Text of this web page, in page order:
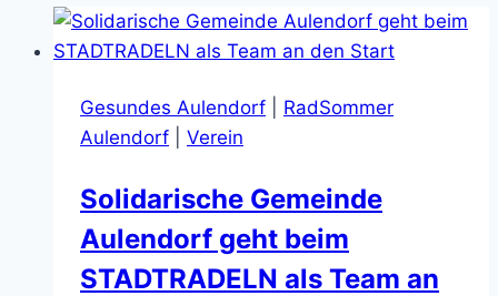
Gesundes Aulendorf
RadSommer
Aulendorf
Verein
Solidarische Gemeinde
Aulendorf geht beim
STADTRADELN als Team an